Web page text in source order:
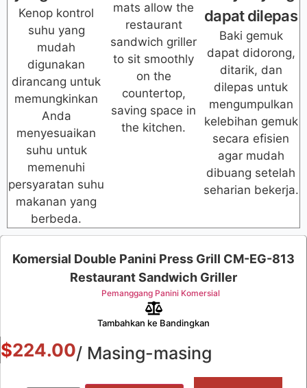
Kenop kontrol
suhu yang
mudah
digunakan
dirancang untuk
memungkinkan
Anda
menyesuaikan
suhu untuk
memenuhi
persyaratan suhu
makanan yang
berbeda.
mats allow the
restaurant
sandwich griller
to sit smoothly
on the
countertop,
saving space in
the kitchen.
dapat dilepas
Baki gemuk
dapat didorong,
ditarik, dan
dilepas untuk
mengumpulkan
kelebihan gemuk
secara efisien
agar mudah
dibuang setelah
seharian bekerja.
Komersial Double Panini Press Grill CM-EG-813
Restaurant Sandwich Griller
Pemanggang Panini Komersial
Tambahkan ke Bandingkan
$224.00/ Masing-masing